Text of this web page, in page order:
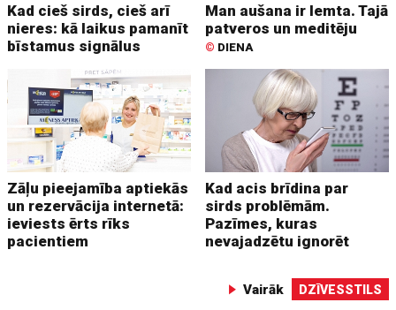
Kad cieš sirds, cieš arī
nieres: kā laikus pamanīt
bīstamus signālus
Man aušana ir lemta. Tajā
patveros un meditēju
© DIENA
Zāļu pieejamība aptiekās
un rezervācija internetā:
ieviests ērts rīks
pacientiem
Kad acis brīdina par
sirds problēmām.
Pazīmes, kuras
nevajadzētu ignorēt
Vairāk DZĪVESSTILS